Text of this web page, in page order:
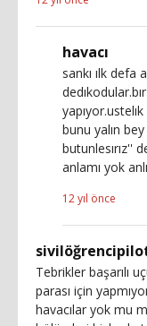
havacı
sankı ılk defa
bunu yalın
butunlesırız''
anlamı yok
12 yıl önce
Tebrikler başarılı
parası için
havacılar yok mu